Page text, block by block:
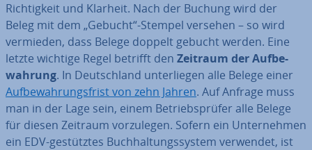
Rich­tig­keit und Klarheit. Nach der Buchung wird der
Beleg mit dem „Gebucht“-Stempel versehen – so wird
vermieden, dass Belege doppelt gebucht werden. Eine
letzte wichtige Regel betrifft den Zeitraum der Auf­be­
wah­rung. In Deutsch­land un­ter­lie­gen alle Belege einer
Auf­be­wah­rungs­frist von zehn Jahren. Auf Anfrage muss
man in der Lage sein, einem Be­triebs­prü­fer alle Belege
für diesen Zeitraum vor­zu­le­gen. Sofern ein Un­ter­neh­men
ein EDV-ge­stütz­tes Buch­hal­tungs­sys­tem verwendet, ist